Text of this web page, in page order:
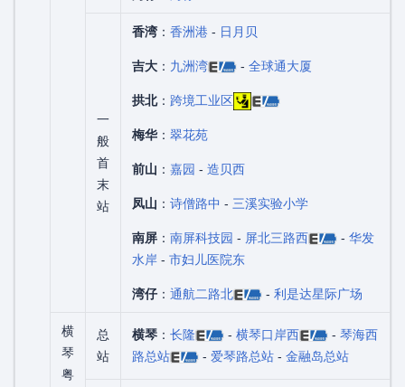
一
般
首
末
站
香湾 ： 香洲港 - 日月贝
吉大 ： 九洲湾 - 全球通大厦
拱北： 跨境工业区
梅华： 翠花苑
前山 ： 嘉园 - 造贝西
凤山 ： 诗僧路中 - 三溪实验小学
南屏 ： 南屏科技园 - 屏北三路西 - 华发
水岸 - 市妇儿医院东
湾仔 ： 通航二路北 - 利是达星际广场
横
琴
粤
总
站
横琴 ： 长隆 - 横琴口岸西 - 琴海西
路总站
- 爱琴路总站 - 金融岛总站